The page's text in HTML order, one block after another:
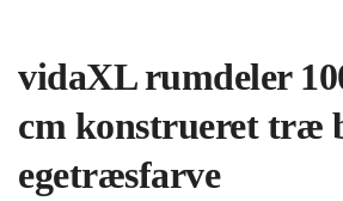
vidaXL rumdeler
cm konstrueret træ
egetræsfarve